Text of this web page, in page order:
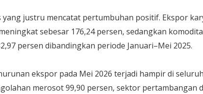
justru mencatat pertumbuhan positif. Ekspor
sebesar 176,24 persen, sedangkan
persen dibandingkan periode Januari–Mei 2025.
ekspor pada Mei 2026 terjadi hampir di seluruh
merosot 99,90 persen, sektor pertambangan